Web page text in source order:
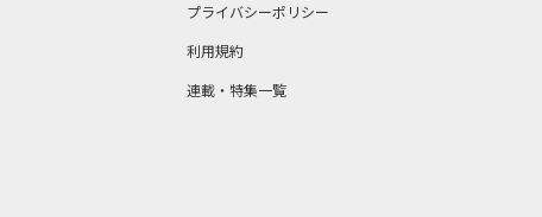
プライバシーポリシー
利用規約
連載・特集一覧